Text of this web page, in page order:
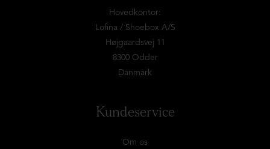
Hovedkontor:
Lofina / Shoebox A/S
Højgaardsvej 11
8300 Odder
Danmark
Kundeservice
Om os